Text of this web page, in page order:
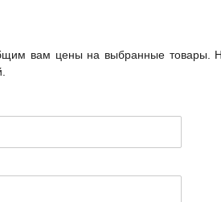
вам цены на выбранные товары.